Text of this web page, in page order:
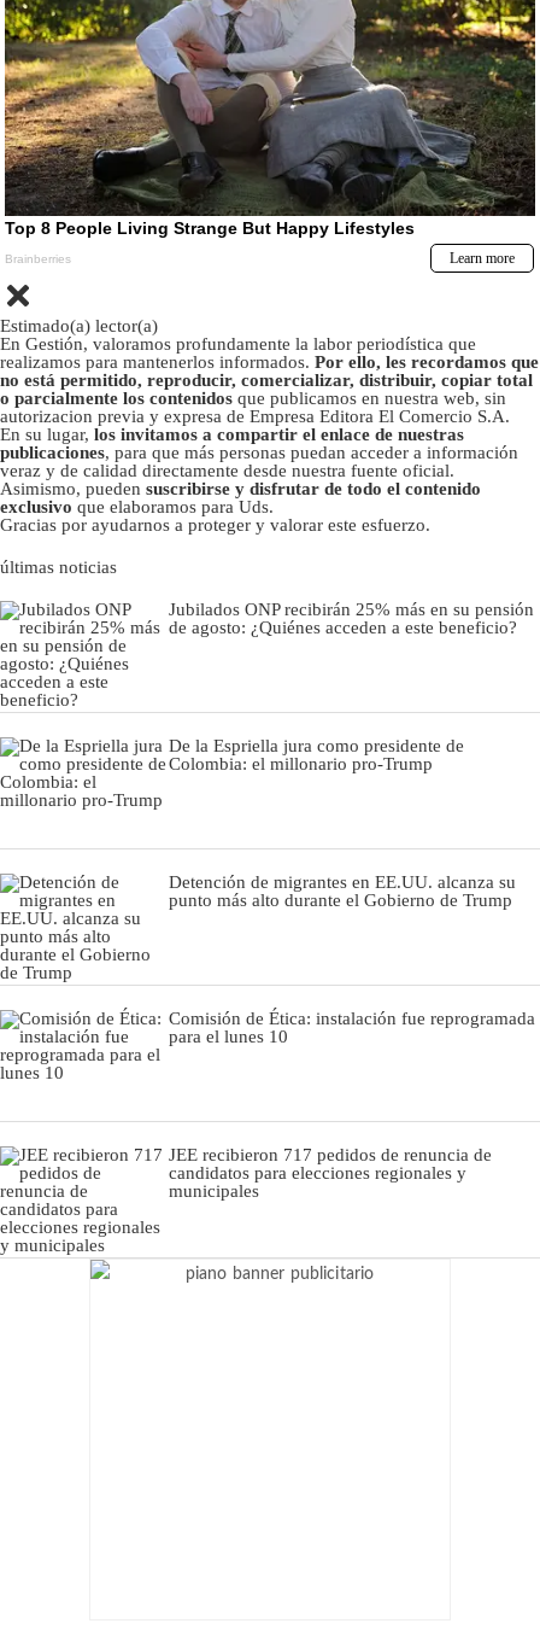
Estimado(a) lector(a)
En Gestión, valoramos profundamente la labor periodística que
realizamos para mantenerlos informados. Por ello, les recordamos que
no está permitido, reproducir, comercializar, distribuir, copiar total
o parcialmente los contenidos que publicamos en nuestra web, sin
autorizacion previa y expresa de Empresa Editora El Comercio S.A.
En su lugar, los invitamos a compartir el enlace de nuestras
publicaciones, para que más personas puedan acceder a información
veraz y de calidad directamente desde nuestra fuente oficial.
Asimismo, pueden suscribirse y disfrutar de todo el contenido
exclusivo que elaboramos para Uds.
Gracias por ayudarnos a proteger y valorar este esfuerzo.
últimas noticias
Jubilados ONP recibirán 25% más en su pensión
de agosto: ¿Quiénes acceden a este beneficio?
De la Espriella jura como presidente de
Colombia: el millonario pro-Trump
Detención de migrantes en EE.UU. alcanza su
punto más alto durante el Gobierno de Trump
Comisión de Ética: instalación fue reprogramada
para el lunes 10
JEE recibieron 717 pedidos de renuncia de
candidatos para elecciones regionales y
municipales